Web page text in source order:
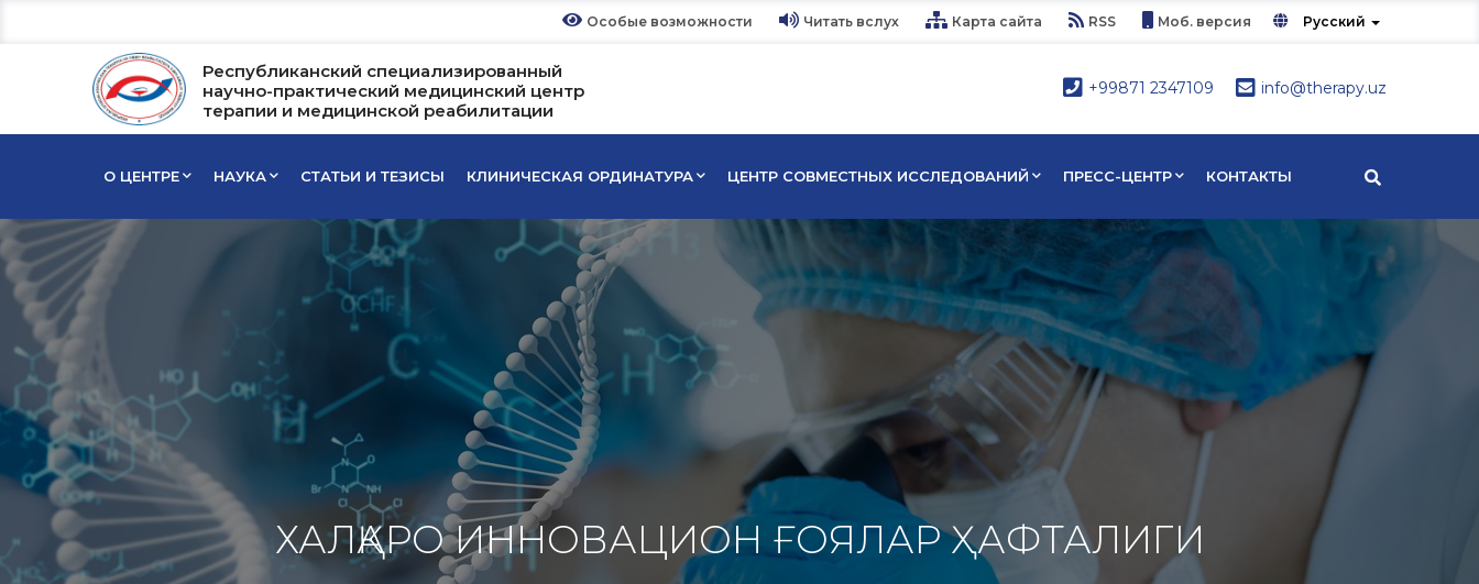
Особые возможности Читать вслух Карта сайта RSS Моб. версия Русский
Республиканский специализированный
научно-практический медицинский центр
терапии и медицинской реабилитации
+99871 2347109 info@therapy.uz
О ЦЕНТРЕ НАУКА СТАТЬИ И ТЕЗИСЫ КЛИНИЧЕСКАЯ ОРДИНАТУРА ЦЕНТР СОВМЕСТНЫХ ИССЛЕДОВАНИЙ ПРЕСС-ЦЕНТР КОНТАКТЫ
ХАЛҚАРО ИННОВАЦИОН ҒОЯЛАР ҲАФТАЛИГИ